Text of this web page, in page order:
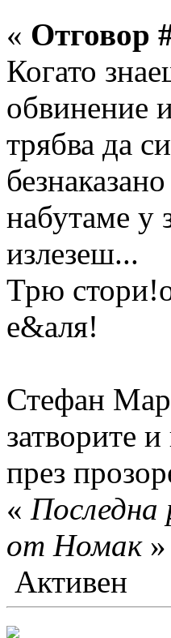
« Отговор
Когато
обвинение
трябва да
набутаме у
излезеш...
Трю
е&аля!
Стефан
затворите
през
« Последна
от Номак»
Активен